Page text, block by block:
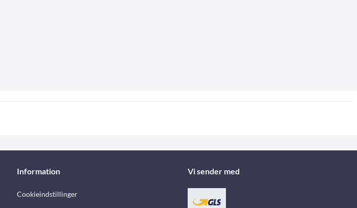
Information
Cookieindstillinger
Vi sender med